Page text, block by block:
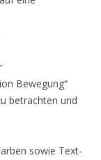
Bewegung“
betrachten und
sowie Text-